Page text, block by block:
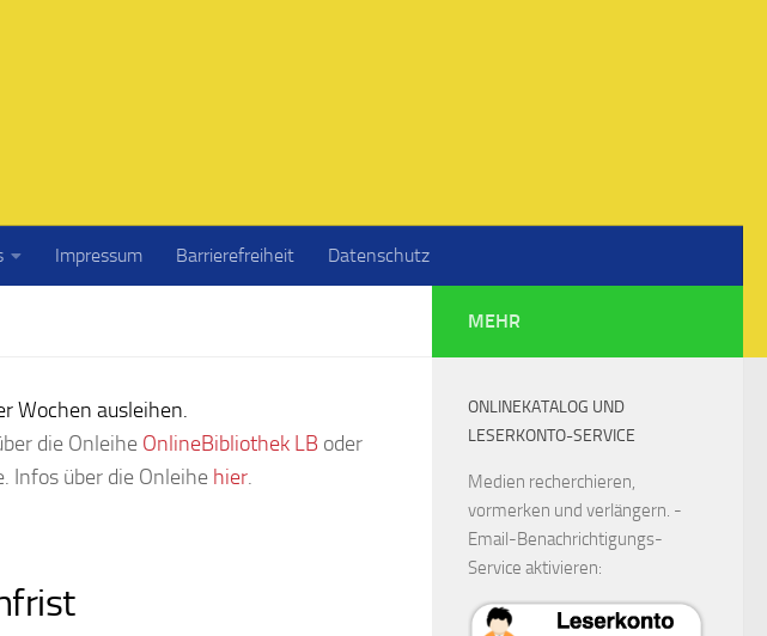
Impressum Barrierefreiheit Datenschutz
Wochen ausleihen.
die Onleihe OnlineBibliothek LB oder
Infos über die Onleihe hier.
MEHR
ONLINEKATALOG UND
LESERKONTO-SERVICE
Medien recherchieren,
vormerken und verlängern. -
Email-Benachrichtigungs-
Service aktivieren: